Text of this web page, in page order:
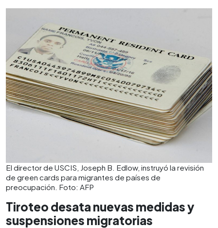
El director de USCIS, Joseph B. Edlow, instruyó la revisión
de green cards para migrantes de países de
preocupación. Foto: AFP
Tiroteo desata nuevas medidas y
suspensiones migratorias